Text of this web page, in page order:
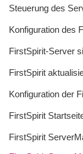
Steuerung des
Konfiguration des
FirstSpirit-Server
FirstSpirit
Konfiguration der
FirstSpirit
FirstSpirit